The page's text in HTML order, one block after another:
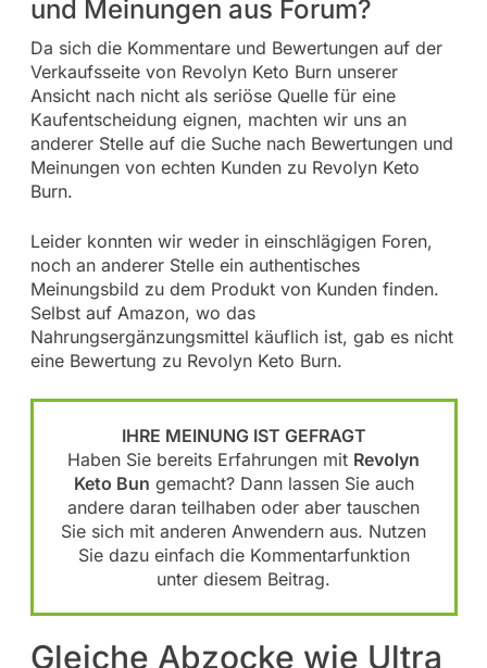
und Meinungen aus Forum?
Da sich die Kommentare und Bewertungen auf der
Verkaufsseite von Revolyn Keto Burn unserer
Ansicht nach nicht als seriöse Quelle für eine
Kaufentscheidung eignen, machten wir uns an
anderer Stelle auf die Suche nach Bewertungen und
Meinungen von echten Kunden zu Revolyn Keto
Burn.
Leider konnten wir weder in einschlägigen Foren,
noch an anderer Stelle ein authentisches
Meinungsbild zu dem Produkt von Kunden finden.
Selbst auf Amazon, wo das
Nahrungsergänzungsmittel käuflich ist, gab es nicht
eine Bewertung zu Revolyn Keto Burn.
IHRE MEINUNG IST GEFRAGT
Haben Sie bereits Erfahrungen mit Revolyn
Keto Bun gemacht? Dann lassen Sie auch
andere daran teilhaben oder aber tauschen
Sie sich mit anderen Anwendern aus. Nutzen
Sie dazu einfach die Kommentarfunktion
unter diesem Beitrag.
Gleiche Abzocke wie Ultra